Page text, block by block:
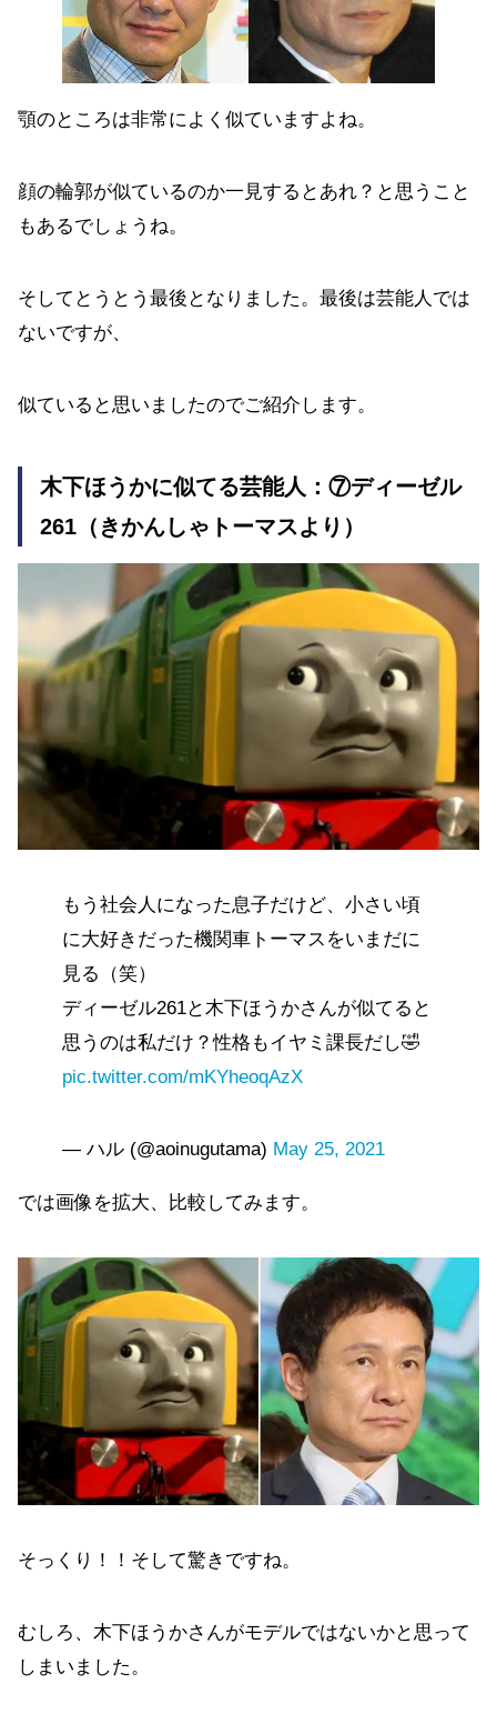
顎のところは非常によく似ていますよね。
顔の輪郭が似ているのか一見するとあれ？と思うこと
もあるでしょうね。
そしてとうとう最後となりました。最後は芸能人では
ないですが、
似ていると思いましたのでご紹介します。
木下ほうかに似てる芸能人：⑦ディーゼル
261（きかんしゃトーマスより）
もう社会人になった息子だけど、小さい頃
に大好きだった機関車トーマスをいまだに
見る（笑）
ディーゼル261と木下ほうかさんが似てると
思うのは私だけ？性格もイヤミ課長だし🤣
pic.twitter.com/mKYheoqAzX
— ハル (@aoinugutama) May 25, 2021
では画像を拡大、比較してみます。
そっくり！！そして驚きですね。
むしろ、木下ほうかさんがモデルではないかと思って
しまいました。